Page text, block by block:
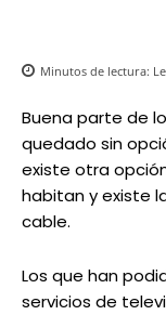
Minutos de lectura:
Buena parte de
quedado sin
existe otra
habitan y existe
cable.
Los que han
servicios de